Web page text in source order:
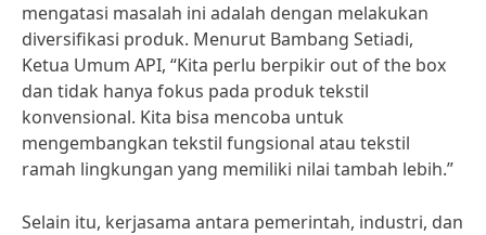
mengatasi masalah ini adalah dengan melakukan
diversifikasi produk. Menurut Bambang Setiadi,
Ketua Umum API, “Kita perlu berpikir out of the box
dan tidak hanya fokus pada produk tekstil
konvensional. Kita bisa mencoba untuk
mengembangkan tekstil fungsional atau tekstil
ramah lingkungan yang memiliki nilai tambah lebih.”
Selain itu, kerjasama antara pemerintah, industri, dan